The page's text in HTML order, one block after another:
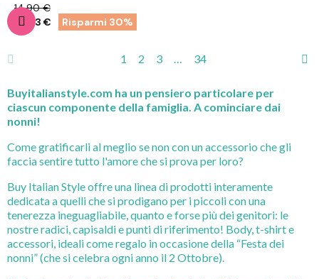
14,90 €
10,43 €
Risparmi 30%
1 2 3 … 34
Buyitalianstyle.com ha un pensiero particolare per
ciascun componente della famiglia. A cominciare dai
nonni!
Come gratificarli al meglio se non con un accessorio che gli
faccia sentire tutto l'amore che si prova per loro?
Buy Italian Style offre una linea di prodotti interamente
dedicata a quelli che si prodigano per i piccoli con una
tenerezza ineguagliabile, quanto e forse più dei genitori: le
nostre radici, capisaldi e punti di riferimento! Body, t-shirt e
accessori, ideali come regalo in occasione della “Festa dei
nonni” (che si celebra ogni anno il 2 Ottobre).